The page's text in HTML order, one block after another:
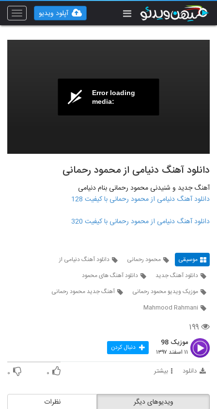
Toggle
آپلود ویدیو
Error loading
media:
دانلود آهنگ دنیامی از محمود رحمانی
آهنگ جدید و شنیدنی محمود رحمانی بنام دنیامی
دانلود آهنگ دنیامی از محمود رحمانی با کیفیت 128
دانلود آهنگ دنیامی از محمود رحمانی با کیفیت 320
موسیقی محمود رحمانی
دانلود آهنگ دنیامی از
دانلود آهنگ جدید
دانلود آهنگ های محمود
موزیک ویدیو محمود رحمانی
آهنگ جدید محمود رحمانی
Mahmood Rahmani
۱۹۹
موزیک 98
۱۱ اسفند ۱۳۹۷ دنبال کردن
دانلود بیشتر ۰ ۰
نظرات ویدیوهای دیگر